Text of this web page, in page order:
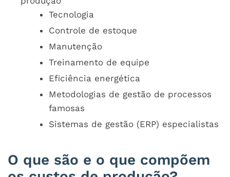
Tecnologia
Controle de estoque
Manutenção
Treinamento de equipe
Eficiência energética
Metodologias de gestão de processos
famosas
Sistemas de gestão (ERP) especialistas
O que são e o que compõem